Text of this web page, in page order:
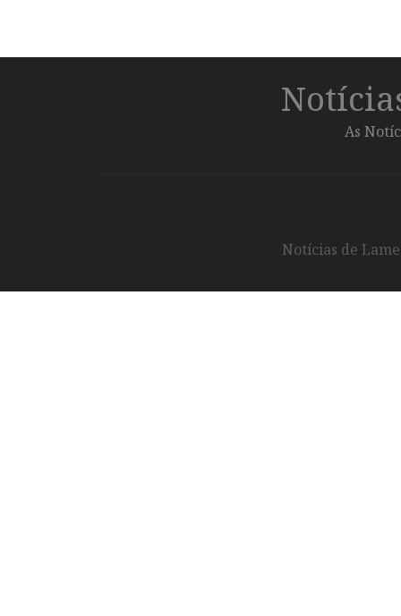
As
Notícias de